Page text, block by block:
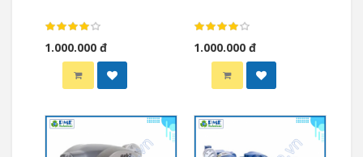
1.000.000 đ 1.000.000 đ